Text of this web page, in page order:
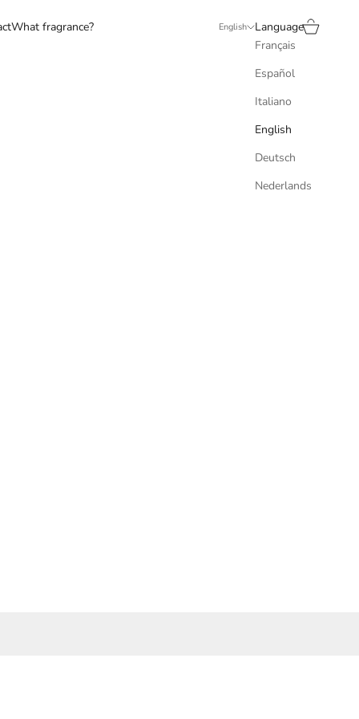
What fragrance? English
Language
Français
Español
Italiano
English
Deutsch
Nederlands
Search
Cart